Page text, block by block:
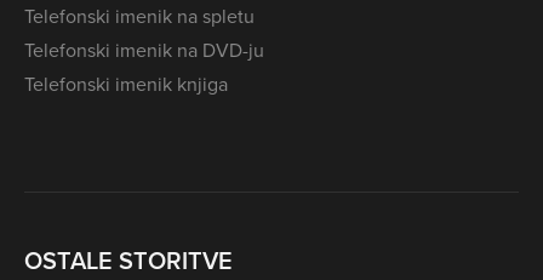
Telefonski imenik na spletu
Telefonski imenik na DVD-ju
Telefonski imenik knjiga
OSTALE STORITVE